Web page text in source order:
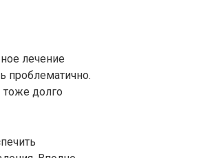
лечение
проблематично.
долго